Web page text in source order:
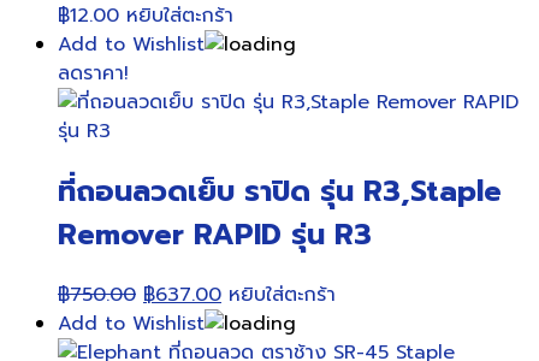
฿12.00 หยิบใส่ตะกร้า
Add to Wishlist
ลดราคา!
ที่ถอนลวดเย็บ ราปิด รุ่น R3,Staple
Remover RAPID รุ่น R3
฿750.00 Original
price
was:
฿637.00Current
price
is:
หยิบใส่ตะกร้า
Add to Wishlist